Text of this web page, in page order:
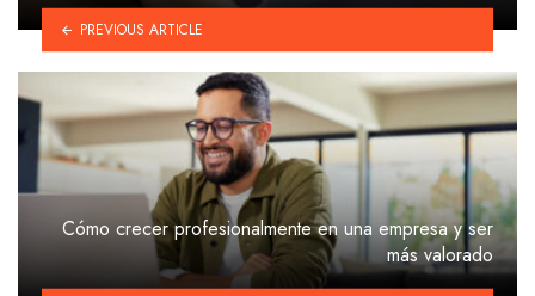
PREVIOUS ARTICLE
Cómo crecer profesionalmente en una empresa y ser
más valorado